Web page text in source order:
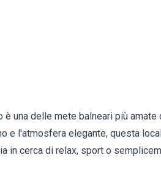
una delle mete balneari più amate
e l'atmosfera elegante, questa
in cerca di relax, sport o